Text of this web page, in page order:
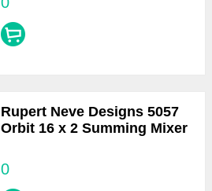
Rupert Neve Designs 5057
Orbit 16 x 2 Summing Mixer
0